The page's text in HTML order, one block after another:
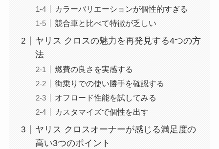
カラーバリエーションが個性的すぎる
競合車と比べて特徴が乏しい
ヤリス クロスの魅力を再発見する4つの方
法
燃費の良さを実感する
街乗りでの使い勝手を確認する
オフロード性能を試してみる
カスタマイズで個性を出す
ヤリス クロスオーナーが感じる満足度の
高い3つのポイント